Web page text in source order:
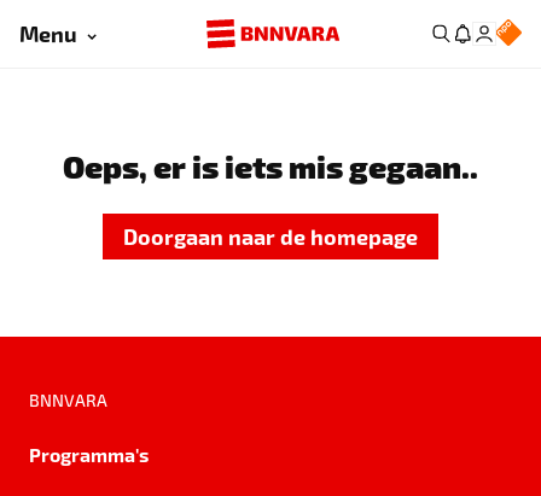
Menu
Oeps, er is iets mis gegaan..
Doorgaan naar de homepage
BNNVARA
Programma's